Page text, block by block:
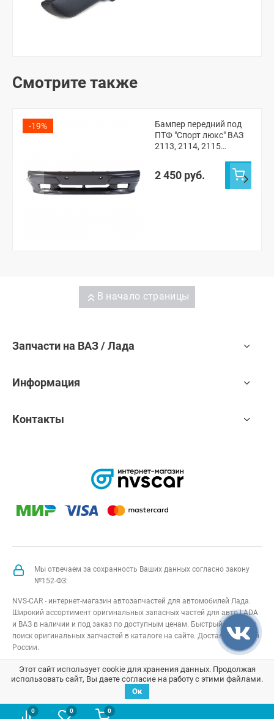
0 0 0
Смотрите также
-19%
Бампер передний под
ПТФ "Спорт люкс" ВАЗ
2113, 2114, 2115
2 450 руб.
В начало страницы
Запчасти на ВАЗ / Лада
Информация
Контакты
Мы отвечаем за сохранность Ваших данных согласно закону
№152-ФЗ:
NVS-CAR - интернет-магазин автозапчастей для автомобилей Лада.
Широкий ассортимент оригинальных запасных частей для авто LADA
и ВАЗ в наличии и под заказ по доступным ценам. Быстрый подбор и
поиск оригинальных запчастей в каталоге на сайте. Доставка по всей
России.
NVS-CAR© 2014 –2026Все права защищеныкарта сайта;
Договор оферта; Политика конфиденциальности
Этот сайт использует cookie для хранения данных. Продолжая
использовать сайт, Вы даете согласие на работу с этими файлами.
Ок